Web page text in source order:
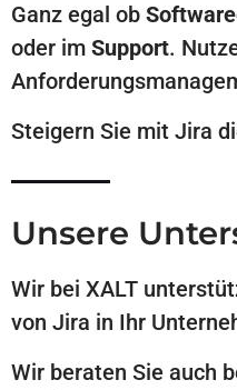
Ganz egal ob
oder im Support.
Steigern Sie mit Jira
Unsere
Wir bei XALT
von Jira in Ihr
Wir beraten Sie auch